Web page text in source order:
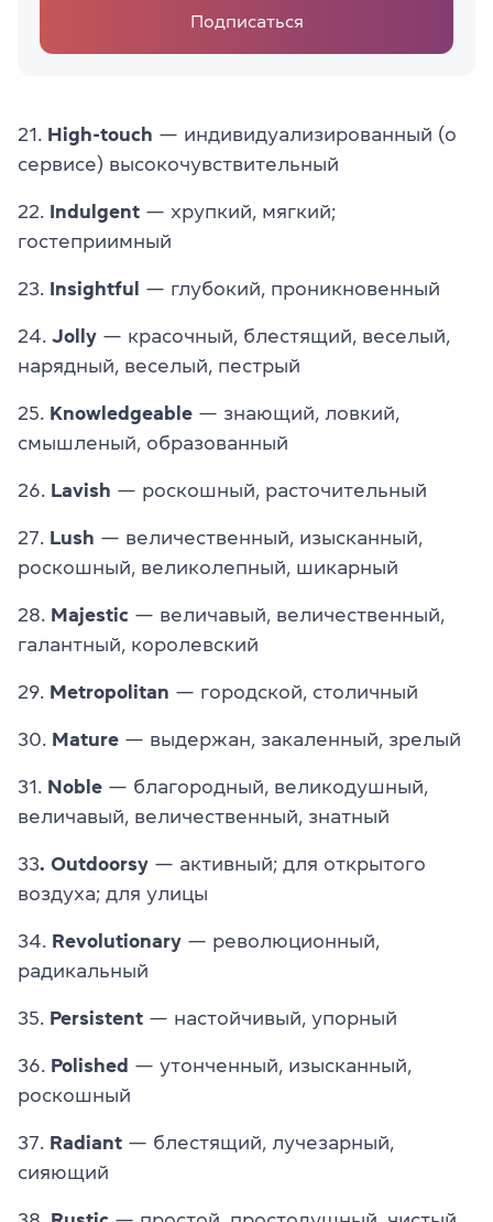
Подписаться
21. High-touch — индивидуализированный (о
сервисе) высокочувствительный
22. Indulgent — хрупкий, мягкий;
гостеприимный
23. Insightful — глубокий, проникновенный
24. Jolly — красочный, блестящий, веселый,
нарядный, веселый, пестрый
25. Knowledgeable — знающий, ловкий,
смышленый, образованный
26. Lavish — роскошный, расточительный
27. Lush — величественный, изысканный,
роскошный, великолепный, шикарный
28. Majestic — величавый, величественный,
галантный, королевский
29. Metropolitan — городской, столичный
30. Mature — выдержан, закаленный, зрелый
31. Noble — благородный, великодушный,
величавый, величественный, знатный
33. Outdoorsy — активный; для открытого
воздуха; для улицы
34. Revolutionary — революционный,
радикальный
35. Persistent — настойчивый, упорный
36. Polished — утонченный, изысканный,
роскошный
37. Radiant — блестящий, лучезарный,
сияющий